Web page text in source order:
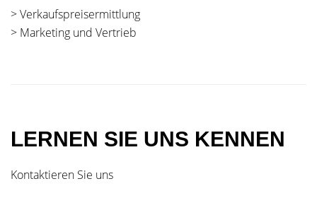
> Verkaufspreisermittlung
> Marketing und Vertrieb
LERNEN SIE UNS KENNEN
Kontaktieren Sie uns